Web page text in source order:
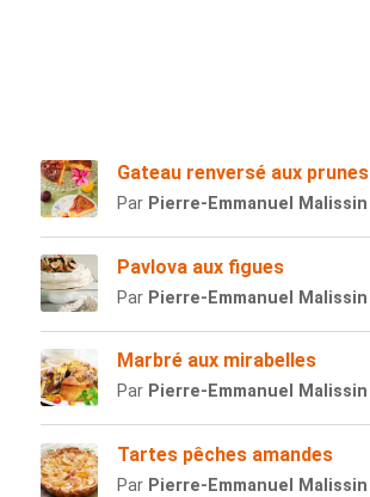
Gateau renversé aux prunes
Par Pierre-Emmanuel Malissin
Pavlova aux figues
Par Pierre-Emmanuel Malissin
Marbré aux mirabelles
Par Pierre-Emmanuel Malissin
Tartes pêches amandes
Par Pierre-Emmanuel Malissin